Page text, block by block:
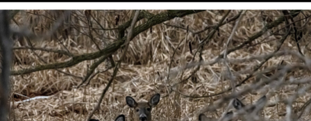
攝
影
詩
畫】
走
過